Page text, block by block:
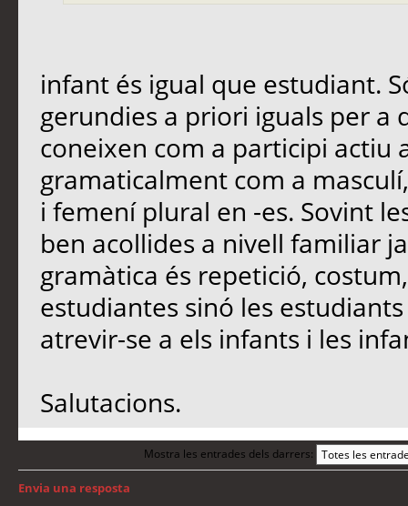
infant és igual que estudiant.
gerundies a priori iguals per a
coneixen com a participi actiu
gramaticalment com a
i femení plural en -es. Sovint
ben acollides a nivell familiar
gramàtica és repetició,
estudiantes sinó les
atrevir-se a els infants i les
Salutacions.
Mostra les entrades dels darrers:
Envia una resposta